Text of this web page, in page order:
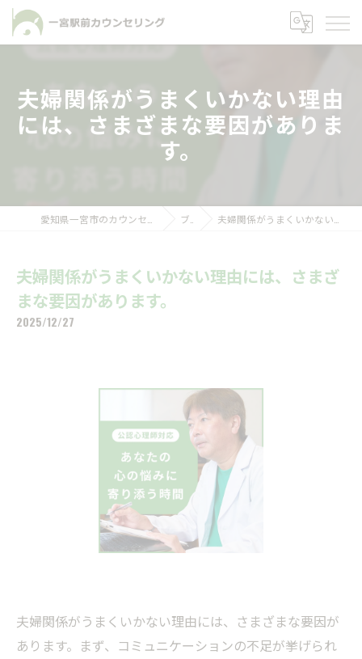
夫婦関係がうまくいかない理由
には、さまざまな要因がありま
す。
ブログ 夫婦関係がうまくいかない理由には、さまざまな要因があります。
夫婦関係がうまくいかない理由には、さまざ
まな要因があります。
2025/12/27
夫婦関係がうまくいかない理由には、さまざまな要因が
あります。まず、コミュニケーションの不足が挙げられ